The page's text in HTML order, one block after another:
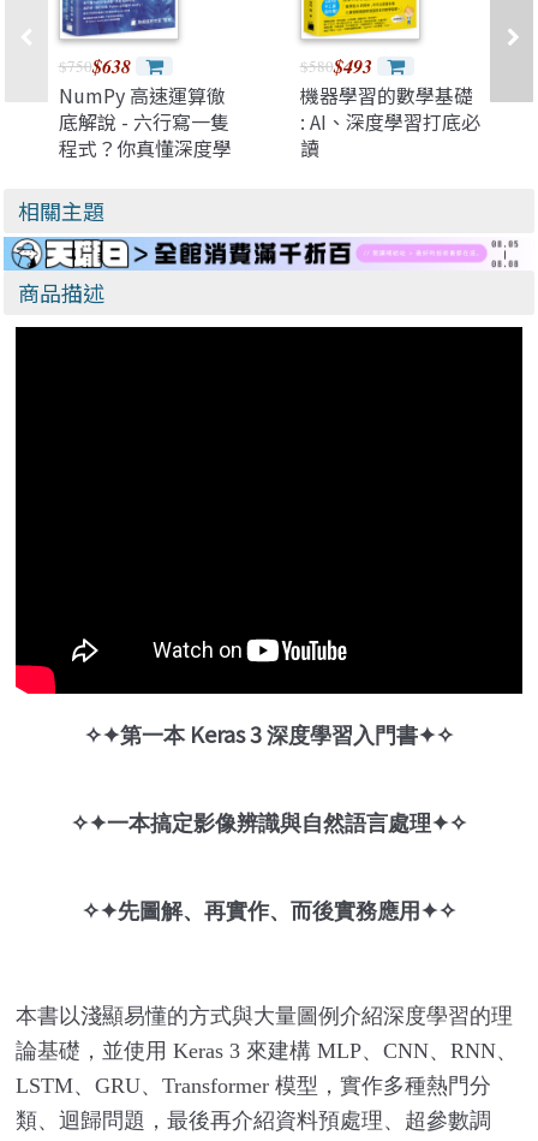
$750$638
NumPy 高速運算徹
底解說 - 六行寫一隻
程式？你真懂深度學
$580$493
機器學習的數學基礎
: AI、深度學習打底必
讀
相關主題
商品描述
✧✦第一本Keras 3 深度學習入門書✦✧
✧✦一本搞定影像辨識與自然語言處理✦✧
✧✦先圖解、再實作、而後實務應用 ✦✧
本書以淺顯易懂的方式與大量圖例介紹深度學習的理
論基礎，並使用 Keras 3 來建構 MLP、 CNN、 RNN、
LSTM、 GRU、 Transformer 模型，實作多種熱門分
類、迴歸問題，最後再介紹資料預處理、超參數調